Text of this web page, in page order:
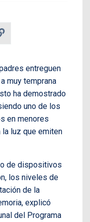
entreguen
muy temprana
ha demostrado
uno de los
en menores
luz que emiten
de dispositivos
los niveles de
de la
explicó
del Programa